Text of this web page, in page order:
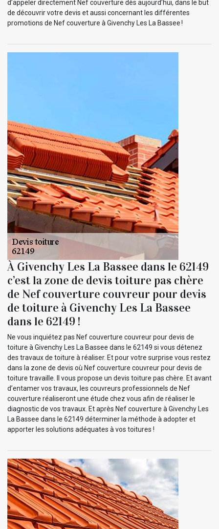
d’appeler directement Nef couverture dès aujourd’hui, dans le but
de découvrir votre devis et aussi concernant les différentes
promotions de Nef couverture à Givenchy Les La Bassee !
À Givenchy Les La Bassee dans le 62149
c’est la zone de devis toiture pas chère
de Nef couverture couvreur pour devis
de toiture à Givenchy Les La Bassee
dans le 62149 !
Ne vous inquiétez pas Nef couverture couvreur pour devis de
toiture à Givenchy Les La Bassee dans le 62149 si vous détenez
des travaux de toiture à réaliser. Et pour votre surprise vous restez
dans la zone de devis où Nef couverture couvreur pour devis de
toiture travaille. Il vous propose un devis toiture pas chère. Et avant
d’entamer vos travaux, les couvreurs professionnels de Nef
couverture réaliseront une étude chez vous afin de réaliser le
diagnostic de vos travaux. Et après Nef couverture à Givenchy Les
La Bassee dans le 62149 déterminer la méthode à adopter et
apporter les solutions adéquates à vos toitures !